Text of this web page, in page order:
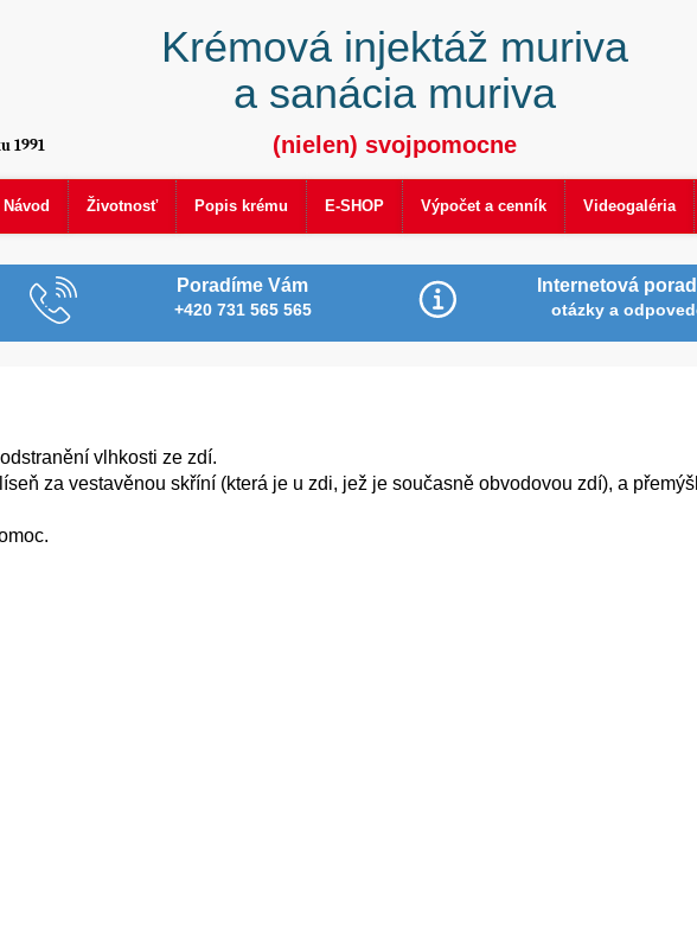
Návod Životnosť Popis krému E-SHOP Výpočet a cenník Videogaléria
Krémová injektáž muriva
a sanácia muriva
(nielen) svojpomocne
1991
Poradíme Vám
+420 731 565 565
Internetová
otázky a
vlhkosti ze zdí.
za vestavěnou skříní (která je u zdi, jež je současně obvodovou zdí), a